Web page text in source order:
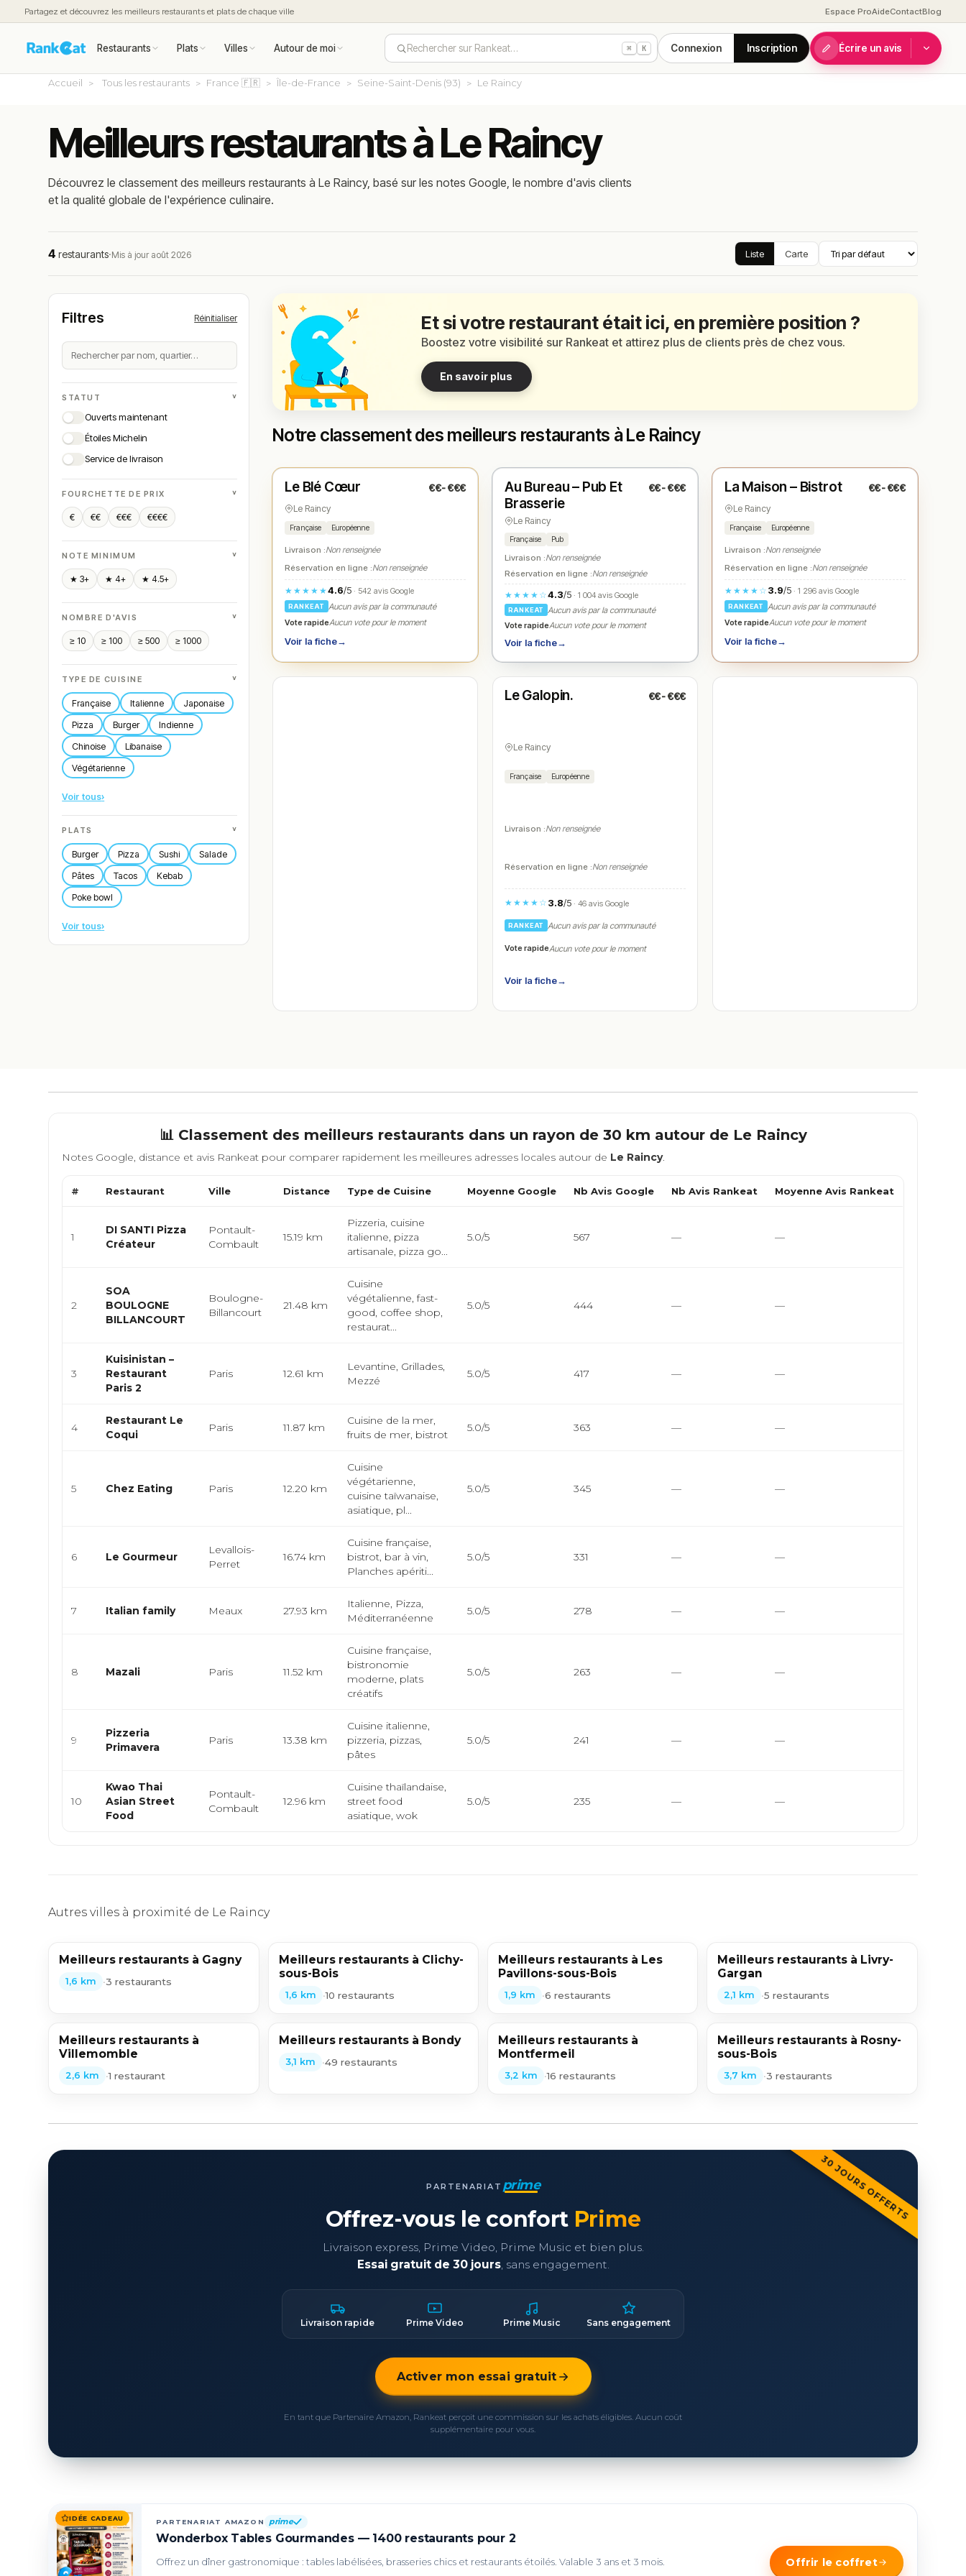
Partagez et découvrez les meilleurs restaurants et plats de chaque ville Espace ProAideContactBlog
Restaurants Plats Villes Autour de moi Rechercher sur Rankeat… ⌘ K Connexion Inscription Écrire un avis
Accueil Tous les restaurants France 🇫🇷 Île-de-France Seine-Saint-Denis (93) Le Raincy
Meilleurs restaurants à Le Raincy
Découvrez le classement des meilleurs restaurants à Le Raincy, basé sur les notes Google, le nombre d'avis clients
et la qualité globale de l'expérience culinaire.
4 restaurants·Mis à jour août 2026 Liste Carte
Filtres Réinitialiser
STATUT ˅
Ouverts maintenant
Étoiles Michelin
Service de livraison
FOURCHETTE DE PRIX ˅
€ €€ €€€ €€€€
NOTE MINIMUM ˅
★ 3+ ★ 4+ ★ 4.5+
NOMBRE D'AVIS ˅
≥ 10 ≥ 100 ≥ 500 ≥ 1000
TYPE DE CUISINE ˅
Française Italienne
Japonaise
Pizza
Burger
Indienne
Chinoise
Libanaise
Végétarienne
Voir tous›
PLATS ˅
Burger Pizza Sushi
Salade
Pâtes
Tacos
Kebab
Poke bowl
Voir tous›
Et si votre restaurant était ici, en première position ?
Boostez votre visibilité sur Rankeat et attirez plus de clients près de chez vous.
En savoir plus
Notre classement des meilleurs restaurants à Le Raincy
★ N° 1
Le Blé Cœur €€-€€€
Le Raincy
Française Européenne
Livraison :Non renseignée
Réservation en ligne :Non renseignée
★★★★★4.6/5· 542 avis Google
RANKEAT
Aucun avis par la communauté
Vote rapideAucun vote pour le moment
Voir la fiche→
★ N° 2
Au Bureau – Pub Et
Brasserie
€€-€€€
Le Raincy
Française Pub
Livraison :Non renseignée
Réservation en ligne :Non renseignée
★★★★☆4.3/5· 1 004 avis Google
RANKEAT
Aucun avis par la communauté
Vote rapideAucun vote pour le moment
Voir la fiche→
★ N° 3
La Maison – Bistrot €€-€€€
Le Raincy
Française Européenne
Livraison :Non renseignée
Réservation en ligne :Non renseignée
★★★★☆ 3.9/5 · 1 296 avis Google
RANKEAT
Aucun avis par la communauté
Vote rapideAucun vote pour le moment
Voir la fiche→
N° 4
Ouvert(08:30 – 23:00)
Le Galopin. €€-€€€
Le Raincy
Française Européenne
Livraison :Non renseignée
Réservation en ligne :Non renseignée
★★★★☆ 3.8/5· 46 avis Google
RANKEAT Aucun avis par la communauté
Vote rapideAucun vote pour le moment
Voir la fiche→
📊 Classement des meilleurs restaurants dans un rayon de 30 km autour de Le Raincy
Notes Google, distance et avis Rankeat pour comparer rapidement les meilleures adresses locales autour de Le Raincy.
# Restaurant Ville Distance Type de Cuisine Moyenne Google Nb Avis Google Nb Avis Rankeat Moyenne Avis Rankeat
1
DI SANTI Pizza
Créateur
Pontault-
Combault
15.19 km
Pizzeria, cuisine
italienne, pizza
artisanale, pizza go...
5.0/5 567 — —
2
SOA
BOULOGNE
BILLANCOURT
Boulogne-
Billancourt
21.48 km
Cuisine
végétalienne, fast-
good, coffee shop,
restaurat...
5.0/5 444 — —
3
Kuisinistan –
Restaurant
Paris 2
Paris 12.61 km
Levantine, Grillades,
Mezzé
5.0/5 417 — —
4
Restaurant Le
Coqui
Paris 11.87 km
Cuisine de la mer,
fruits de mer, bistrot
5.0/5 363 — —
5 Chez Eating Paris 12.20 km
Cuisine
végétarienne,
cuisine taïwanaise,
asiatique, pl...
5.0/5 345 — —
6 Le Gourmeur
Levallois-
Perret
16.74 km
Cuisine française,
bistrot, bar à vin,
Planches apériti...
5.0/5 331 — —
7 Italian family Meaux 27.93 km
Italienne, Pizza,
Méditerranéenne
5.0/5 278 — —
8 Mazali Paris 11.52 km
Cuisine française,
bistronomie
moderne, plats
créatifs
5.0/5 263 — —
9
Pizzeria
Primavera
Paris 13.38 km
Cuisine italienne,
pizzeria, pizzas,
pâtes
5.0/5 241 — —
10
Kwao Thai
Asian Street
Food
Pontault-
Combault
12.96 km
Cuisine thaïlandaise,
street food
asiatique, wok
5.0/5 235 — —
Autres villes à proximité de Le Raincy
Meilleurs restaurants à Gagny
1,6 km •3 restaurants
Meilleurs restaurants à Clichy-
sous-Bois
1,6 km •10 restaurants
Meilleurs restaurants à Les
Pavillons-sous-Bois
1,9 km •6 restaurants
Meilleurs restaurants à Livry-
Gargan
2,1 km •5 restaurants
Meilleurs restaurants à
Villemomble
2,6 km •1 restaurant
Meilleurs restaurants à Bondy
3,1 km •49 restaurants
Meilleurs restaurants à
Montfermeil
3,2 km •16 restaurants
Meilleurs restaurants à Rosny-
sous-Bois
3,7 km •3 restaurants
30 JOURS OFFERTS
PARTENARIAT prime
Offrez-vous le confort Prime
Livraison express, Prime Video, Prime Music et bien plus.
Essai gratuit de 30 jours, sans engagement.
Livraison rapide Prime Video Prime Music Sans engagement
Activer mon essai gratuit
En tant que Partenaire Amazon, Rankeat perçoit une commission sur les achats éligibles. Aucun coût
supplémentaire pour vous.
IDÉE CADEAU PARTENARIAT AMAZON prime
Wonderbox Tables Gourmandes — 1400 restaurants pour 2
Offrez un dîner gastronomique : tables labélisées, brasseries chics et restaurants étoilés. Valable 3 ans et 3 mois. Offrir le coffret